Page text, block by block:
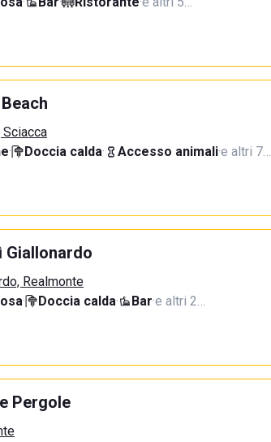
Sciacca
· Doccia calda· Accesso animali·e altri 7…
Giallonardo
Realmonte
· Doccia calda· Bar·e altri 2…
Pergole